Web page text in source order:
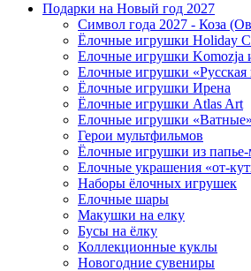
Подарки на Новый год 2027
Символ года 2027 - Коза
Ёлочные игрушки Holiday
Елочные игрушки Komozja
Елочные игрушки «Русская
Ёлочные игрушки Ирена
Ёлочные игрушки Atlas Art
Елочные игрушки «Ватные»
Герои мультфильмов
Ёлочные игрушки из
Елочные украшения «от-
Наборы ёлочных игрушек
Елочные шары
Макушки на елку
Бусы на ёлку
Коллекционные куклы
Новогодние сувениры